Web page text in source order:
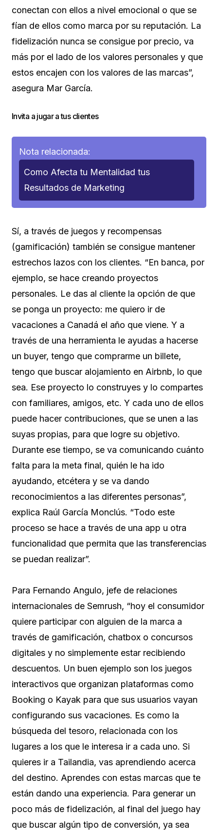
conectan con ellos a nivel emocional o que se
fían de ellos como marca por su reputación. La
fidelización nunca se consigue por precio, va
más por el lado de los valores personales y que
estos encajen con los valores de las marcas”,
asegura Mar García.
Invita a jugar a tus clientes
Nota relacionada:
Como Afecta tu Mentalidad tus
Resultados de Marketing
Sí, a través de juegos y recompensas
(gamificación) también se consigue mantener
estrechos lazos con los clientes. “En banca, por
ejemplo, se hace creando proyectos
personales. Le das al cliente la opción de que
se ponga un proyecto: me quiero ir de
vacaciones a Canadá el año que viene. Y a
través de una herramienta le ayudas a hacerse
un buyer, tengo que comprarme un billete,
tengo que buscar alojamiento en Airbnb, lo que
sea. Ese proyecto lo construyes y lo compartes
con familiares, amigos, etc. Y cada uno de ellos
puede hacer contribuciones, que se unen a las
suyas propias, para que logre su objetivo.
Durante ese tiempo, se va comunicando cuánto
falta para la meta final, quién le ha ido
ayudando, etcétera y se va dando
reconocimientos a las diferentes personas”,
explica Raúl García Monclús. “Todo este
proceso se hace a través de una app u otra
funcionalidad que permita que las transferencias
se puedan realizar”.
Para Fernando Angulo, jefe de relaciones
internacionales de Semrush, “hoy el consumidor
quiere participar con alguien de la marca a
través de gamificación, chatbox o concursos
digitales y no simplemente estar recibiendo
descuentos. Un buen ejemplo son los juegos
interactivos que organizan plataformas como
Booking o Kayak para que sus usuarios vayan
configurando sus vacaciones. Es como la
búsqueda del tesoro, relacionada con los
lugares a los que le interesa ir a cada uno. Si
quieres ir a Tailandia, vas aprendiendo acerca
del destino. Aprendes con estas marcas que te
están dando una experiencia. Para generar un
poco más de fidelización, al final del juego hay
que buscar algún tipo de conversión, ya sea